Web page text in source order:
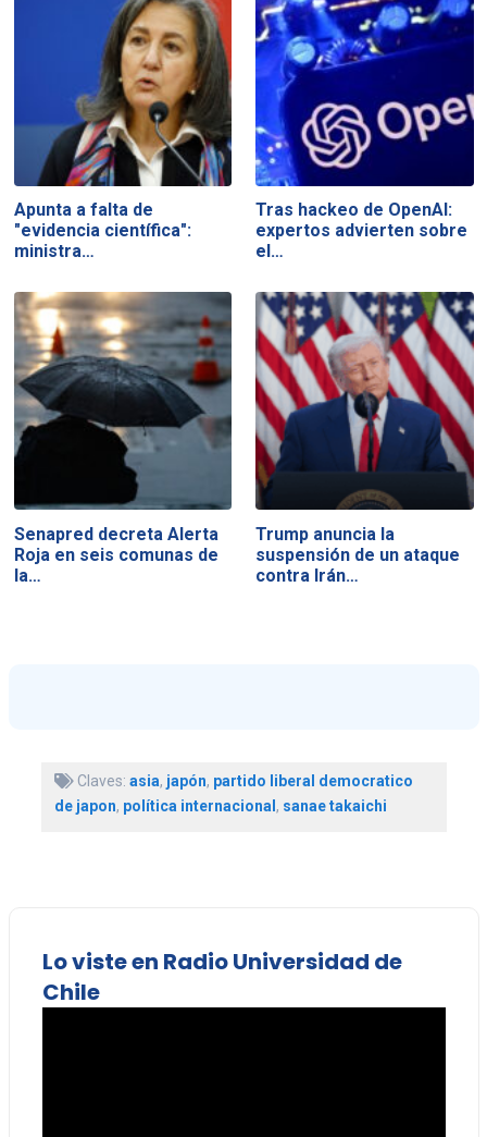
Apunta a falta de
"evidencia científica":
ministra…
Tras hackeo de OpenAI:
expertos advierten sobre
el…
Senapred decreta Alerta
Roja en seis comunas de
la…
Trump anuncia la
suspensión de un ataque
contra Irán…
Claves: asia, japón, partido liberal democratico
de japon, política internacional , sanae takaichi
Lo viste en Radio Universidad de
Chile